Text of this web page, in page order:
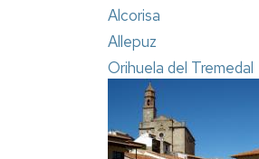
Alcorisa
Allepuz
Orihuela del Tremedal